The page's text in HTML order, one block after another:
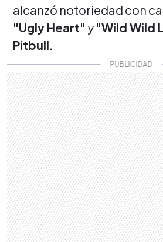
alcanzó notoriedad con
"Ugly Heart" y "Wild Wild
Pitbull.